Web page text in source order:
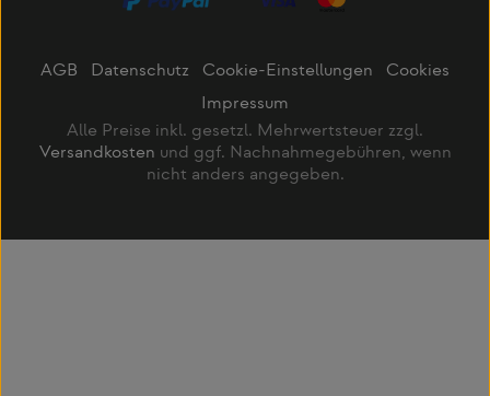
AGB Datenschutz Cookie-Einstellungen
Cookies
Impressum
Alle Preise inkl. gesetzl. Mehrwertsteuer zzgl.
Versandkosten und ggf. Nachnahmegebühren, wenn
nicht anders angegeben.